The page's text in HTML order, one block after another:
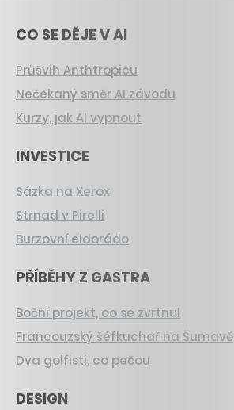
CO SE DĚJE V AI
Průšvih Anthtropicu
Nečekaný směr AI závodu
Kurzy, jak AI vypnout
INVESTICE
Sázka na Xerox
Strnad v Pirelli
Burzovní eldorádo
PŘÍBĚHY Z GASTRA
Boční projekt, co se zvrtnul
Francouzský šéfkuchař na Šumavě
Dva golfisti, co pečou
DESIGN